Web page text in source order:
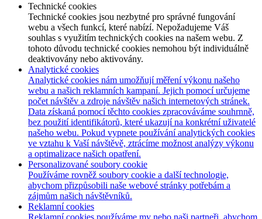
Technické cookies
Technické cookies jsou nezbytné pro správné fungování
webu a všech funkcí, které nabízí. Nepožadujeme Váš
souhlas s využitím technických cookies na našem webu. Z
tohoto důvodu technické cookies nemohou být individuálně
deaktivovány nebo aktivovány.
Analytické cookies
Analytické cookies nám umožňují měření výkonu našeho
webu a našich reklamních kampaní. Jejich pomocí určujeme
počet návštěv a zdroje návštěv našich internetových stránek.
Data získaná pomocí těchto cookies zpracováváme souhrnně,
bez použití identifikátorů, které ukazují na konkrétní uživatelé
našeho webu. Pokud vypnete používání analytických cookies
ve vztahu k Vaší návštěvě, ztrácíme možnost analýzy výkonu
a optimalizace našich opatření.
Personalizované soubory cookie
Používáme rovněž soubory cookie a další technologie,
abychom přizpůsobili naše webové stránky potřebám a
zájmům našich návštěvníků.
Reklamní cookies
Reklamní cookies používáme my nebo naši partneři, abychom